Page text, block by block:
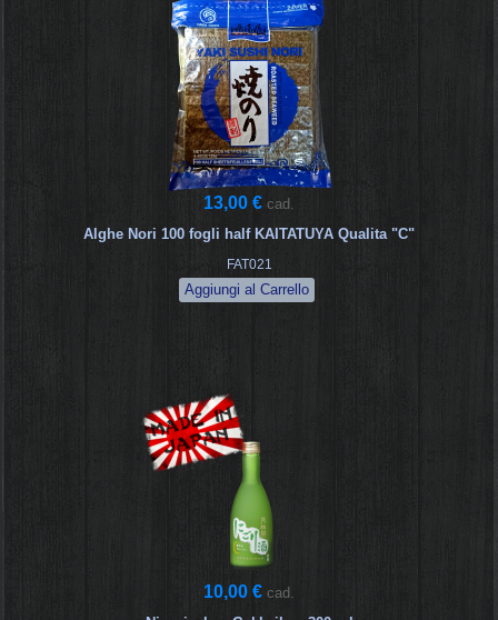
13,00 € cad.
Alghe Nori 100 fogli half KAITATUYA Qualita "C"
FAT021
10,00 € cad.